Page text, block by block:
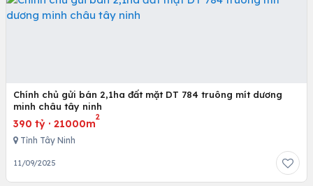
Chính chủ gửi bán 2,1ha đất mặt DT 784 truông mít dương
minh châu tây ninh
390 tỷ · 21000m
2
Tỉnh Tây Ninh
11/09/2025